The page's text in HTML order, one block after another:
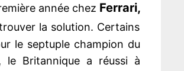
année chez Ferrari,
la solution. Certains
le septuple champion du
le Britannique a réussi à